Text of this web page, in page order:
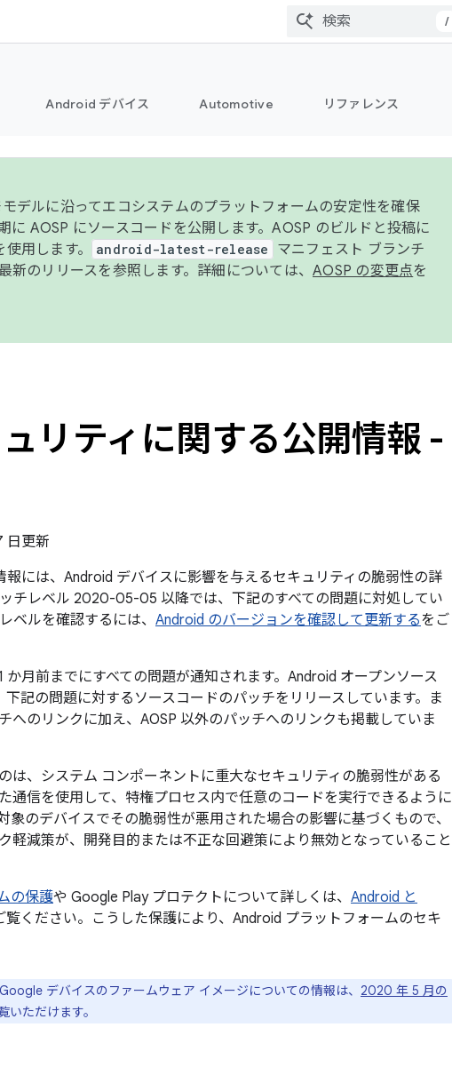
/
Android デバイス Automotive リファレンス
デルに沿ってエコシステムのプラットフォームの安定性を確保
に AOSP にソースコードを公開します。AOSP のビルドと投稿に
使用します。 android-latest-release
マニフェスト ブランチ
新のリリースを参照します。詳細については、 AOSP の変更点を
リティに関する公開情報 -
日更新
には、Android デバイスに影響を与えるセキュリティの脆弱性の詳
チレベル 2020-05-05 以降では、下記のすべての問題に対処してい
ベルを確認するには、 Android のバージョンを確認して更新するをご
月前までにすべての問題が通知されます。Android オープンソース
記の問題に対するソースコードのパッチをリリースしています。ま
へのリンクに加え、AOSP 以外のパッチへのリンクも掲載していま
は、システム コンポーネントに重大なセキュリティの脆弱性がある
通信を使用して、特権プロセス内で任意のコードを実行できるように
象のデバイスでその脆弱性が悪用された場合の影響に基づくもので、
軽減策が、開発目的または不正な回避策により無効となっていること
の保護や Google Play プロテクトについて詳しくは、 Android と
覧ください。こうした保護により、Android プラットフォームのセキ
デバイスのファームウェア イメージについての情報は、 2020 年 5 月の
いただけます。